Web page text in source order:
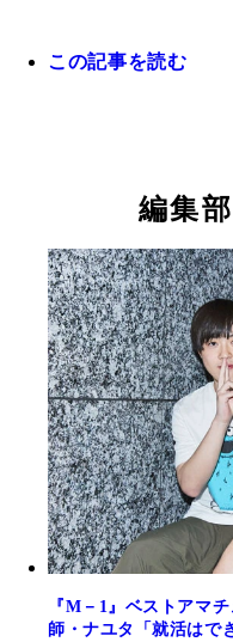
この記事を読む
編集
『M－1』ベストアマ
師・ナユタ「就活はで